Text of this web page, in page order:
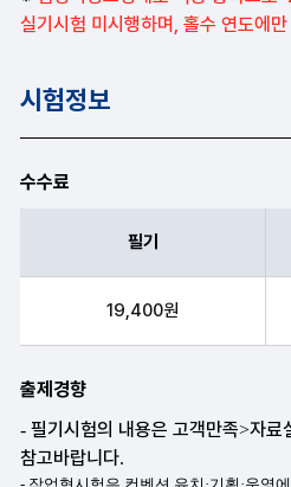
실기시험 미시행하며, 홀수 연도에만
시험정보
수수료
필기
19,400원
출제경향